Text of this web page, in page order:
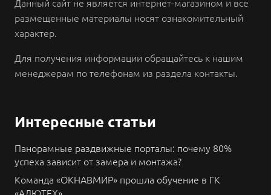
размещенные материалы носят ознакомительный
характер.
Для получения информации обращайтесь к нашим
менеджерам по телефонам из раздела контакты.
Интересные статьи
Панорамные раздвижные порталы: почему 80%
успеха зависит от замера и монтажа?
Команда «ОКНАВМИР» прошла обучение в ГК
«АЛЮТЕХ»